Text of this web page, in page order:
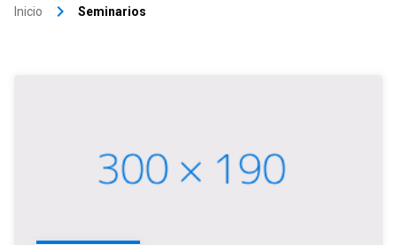
Inicio keyboard_arrow_right Seminarios